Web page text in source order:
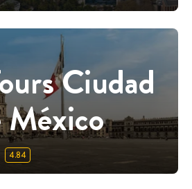
Ciudad
México
4.84